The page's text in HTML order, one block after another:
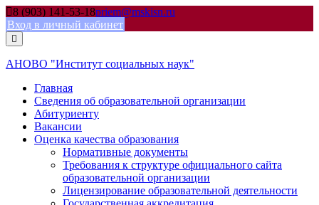
Skip
to
content
8 (903) 141-53-18priem@mskisn.ru
Вход в личный кабинет
АНОВО "Институт социальных наук"
Главная
Сведения об образовательной организации
Абитуриенту
Вакансии
Оценка качества образования
Нормативные документы
Требования к структуре официального сайта
образовательной организации
Лицензирование образовательной деятельности